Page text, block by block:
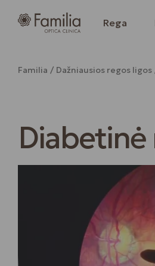
Rega
Familia Dažniausios regos ligos